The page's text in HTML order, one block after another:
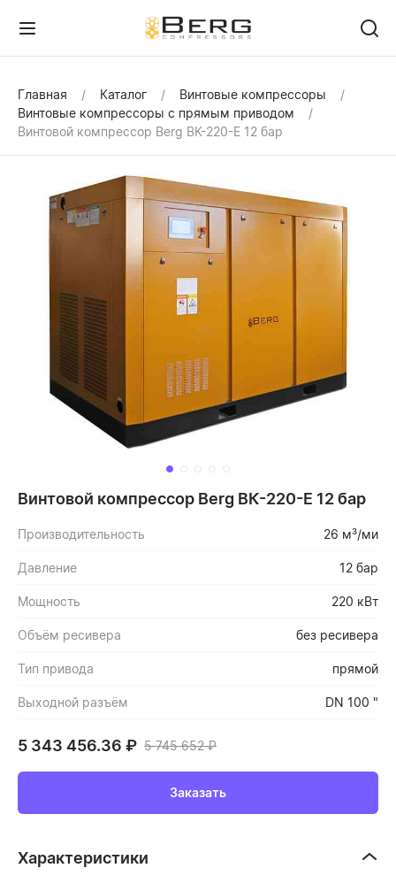
Главная Каталог
Винтовые компрессоры
Винтовые компрессоры с прямым приводом
Винтовой компрессор Berg ВК-220-Е 12 бар
Винтовой компрессор Berg ВК-220-Е 12 бар
Производительность 26 м³/ми
Давление 12 бар
Мощность 220 кВт
Объём ресивера без ресивера
Тип привода прямой
Выходной разъём DN 100 "
5 343 456.36 ₽ 5 745 652₽
Заказать
Характеристики